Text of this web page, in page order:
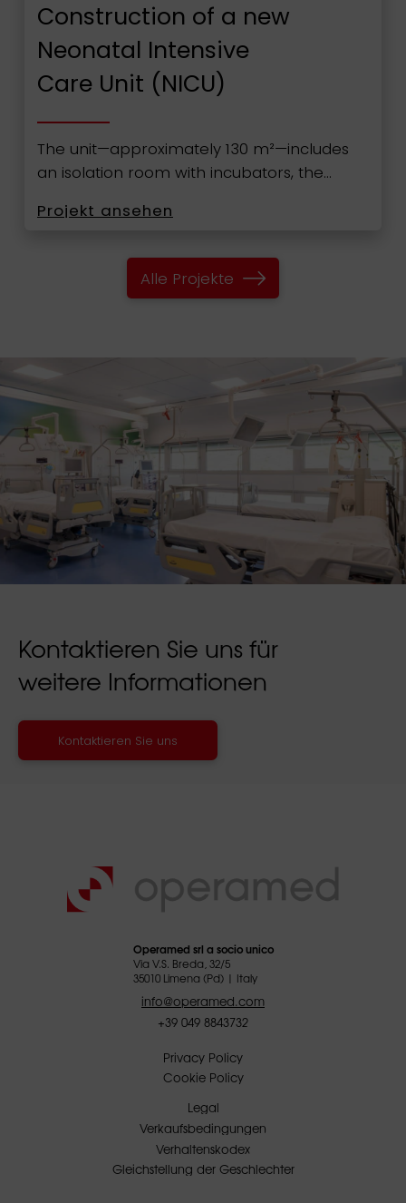
Construction of a new
Neonatal Intensive
Care Unit (NICU)
The unit—approximately 130 m²—includes
an isolation room with incubators, the…
Projekt ansehen
Alle Projekte
Kontaktieren Sie uns für
weitere Informationen
Kontaktieren Sie uns
Operamed srl a socio unico
Via V.S. Breda, 32/5
35010 Limena (Pd) | Italy
info@operamed.com
+39 049 8843732
Privacy Policy
Cookie Policy
Legal
Verkaufsbedingungen
Verhaltenskodex
Gleichstellung der Geschlechter